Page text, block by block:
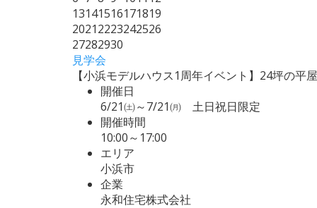
13141516171819
20212223242526
27282930
見学会
【小浜モデルハウス1周年イベント】24坪の
開催日
6/21㈯～7/21㈪ 土日祝日限定
開催時間
10:00～17:00
エリア
小浜市
企業
永和住宅株式会社